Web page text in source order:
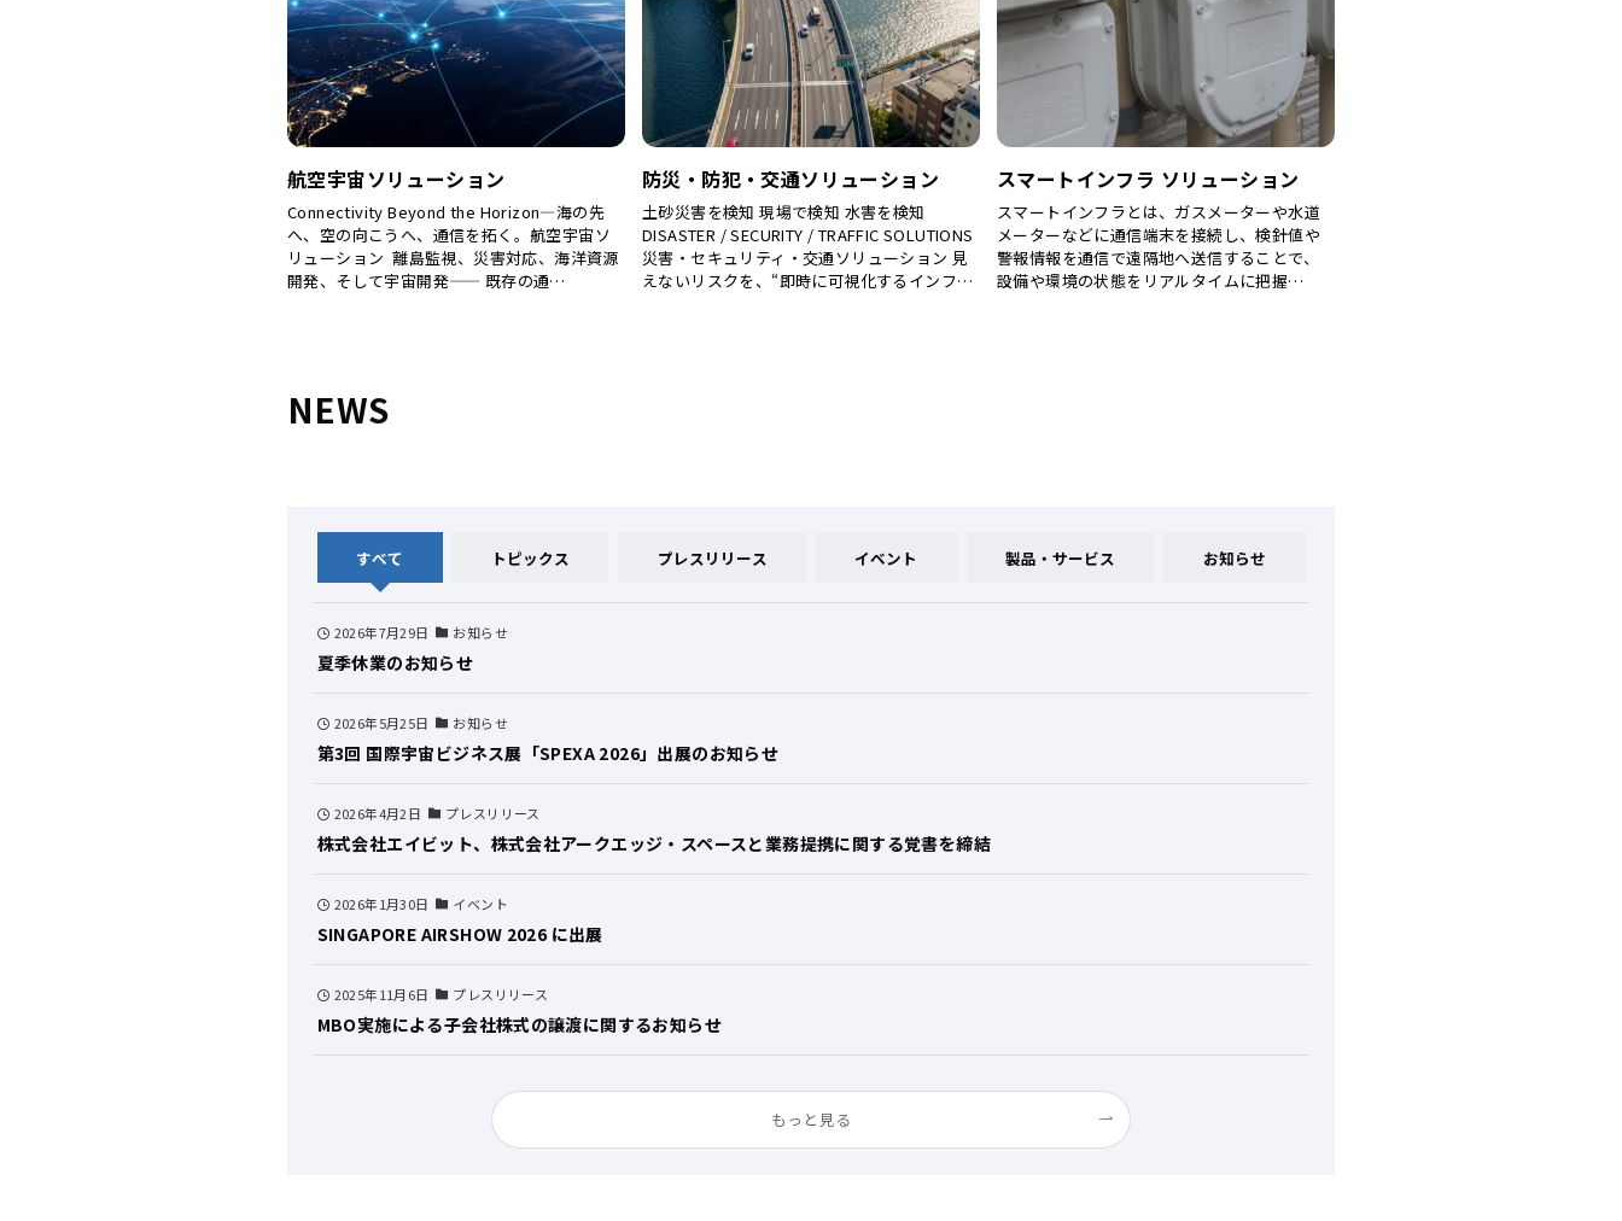
航空宇宙ソリューション
Connectivity Beyond the Horizon—海の先
へ、空の向こうへ、通信を拓く。航空宇宙ソ
リューション 離島監視、災害対応、海洋資源
開発、そして宇宙開発—— 既存の通…
防災・防犯・交通ソリューション
土砂災害を検知 現場で検知 水害を検知
DISASTER / SECURITY / TRAFFIC SOLUTIONS
災害・セキュリティ・交通ソリューション 見
えないリスクを、“即時に可視化するインフ…
スマートインフラ ソリューション
スマートインフラとは、ガスメーターや水道
メーターなどに通信端末を接続し、検針値や
警報情報を通信で遠隔地へ送信することで、
設備や環境の状態をリアルタイムに把握…
NEWS
すべて トピックス プレスリリース イベント 製品・サービス お知らせ
2026年7月29日 お知らせ
夏季休業のお知らせ
2026年5月25日 お知らせ
第3回 国際宇宙ビジネス展「SPEXA 2026」出展のお知らせ
2026年4月2日 プレスリリース
株式会社エイビット、株式会社アークエッジ・スペースと業務提携に関する覚書を締結
2026年1月30日 イベント
SINGAPORE AIRSHOW 2026 に出展
2025年11月6日 プレスリリース
MBO実施による子会社株式の譲渡に関するお知らせ
もっと見る